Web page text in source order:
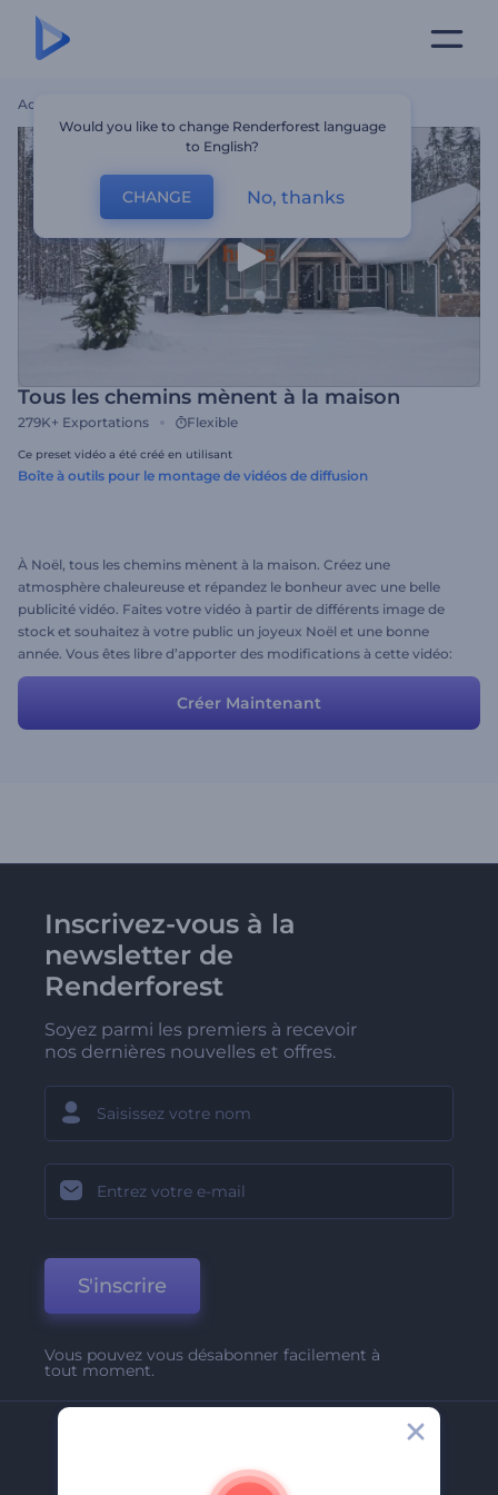
Accueil
Tous les chemins mènent à la maison
279K+ Exportations Flexible
Ce preset vidéo a été créé en utilisant
Boîte à outils pour le montage de vidéos de diffusion
À Noël, tous les chemins mènent à la maison. Créez une
atmosphère chaleureuse et répandez le bonheur avec une belle
publicité vidéo. Faites votre vidéo à partir de différents image de
stock et souhaitez à votre public un joyeux Noël et une bonne
année. Vous êtes libre d’apporter des modifications à cette vidéo:
réglez les scènes, ajoutez de nouvelles vidéos ou supprimez celles
dont vous n’avez pas besoin. Amusez-vous!
Créer Maintenant
Inscrivez-vous à la
newsletter de
Renderforest
Soyez parmi les premiers à recevoir
nos dernières nouvelles et offres.
S'inscrire
Vous pouvez vous désabonner facilement à
tout moment.
A Propos De Nous
Would you like to change Renderforest language
to English?
CHANGE No, thanks